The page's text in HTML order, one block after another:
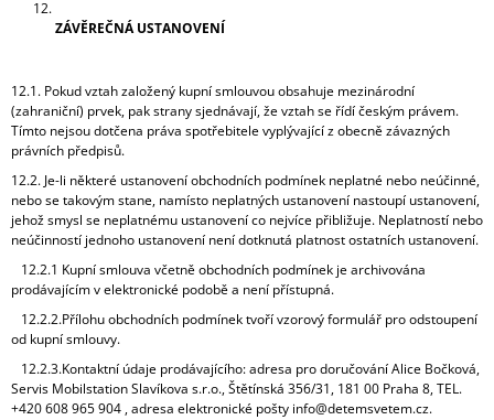
ZÁVĚREČNÁ USTANOVENÍ
12.1. Pokud vztah založený kupní smlouvou obsahuje mezinárodní
(zahraniční) prvek, pak strany sjednávají, že vztah se řídí českým právem.
Tímto nejsou dotčena práva spotřebitele vyplývající z obecně závazných
právních předpisů.
12.2. Je-li některé ustanovení obchodních podmínek neplatné nebo neúčinné,
nebo se takovým stane, namísto neplatných ustanovení nastoupí ustanovení,
jehož smysl se neplatnému ustanovení co nejvíce přibližuje. Neplatností nebo
neúčinností jednoho ustanovení není dotknutá platnost ostatních ustanovení.
12.2.1 Kupní smlouva včetně obchodních podmínek je archivována
prodávajícím v elektronické podobě a není přístupná.
12.2.2.Přílohu obchodních podmínek tvoří vzorový formulář pro odstoupení
od kupní smlouvy.
12.2.3.Kontaktní údaje prodávajícího: adresa pro doručování Alice Bočková,
Servis Mobilstation Slavíkova s.r.o., Štětínská 356/31, 181 00 Praha 8, TEL.
+420 608 965 904 , adresa elektronické pošty info@detemsvetem.cz.